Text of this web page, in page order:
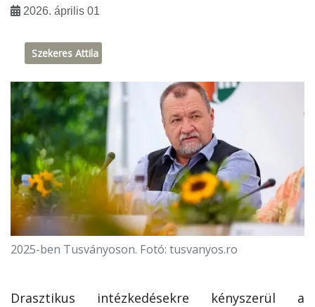
2026. április 01
Szekeres Attila
2025-ben Tusványoson. Fotó: tusvanyos.ro
Drasztikus intézkedésekre kényszerül a